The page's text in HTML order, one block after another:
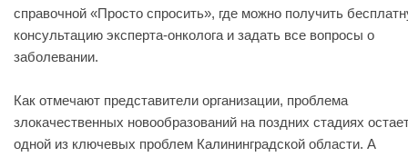
справочной «Просто спросить», где можно получить
консультацию эксперта-онколога и задать все вопросы о
заболевании.
Как отмечают представители организации, проблема
злокачественных новообразований на поздних стадиях
одной из ключевых проблем Калининградской области. А